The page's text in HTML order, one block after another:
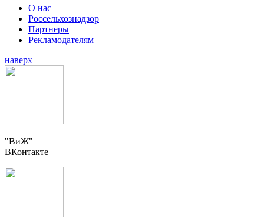
О нас
Россельхознадзор
Партнеры
Рекламодателям
наверх
"ВиЖ"
ВКонтакте